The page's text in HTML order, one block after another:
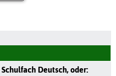
Deutsch, oder: